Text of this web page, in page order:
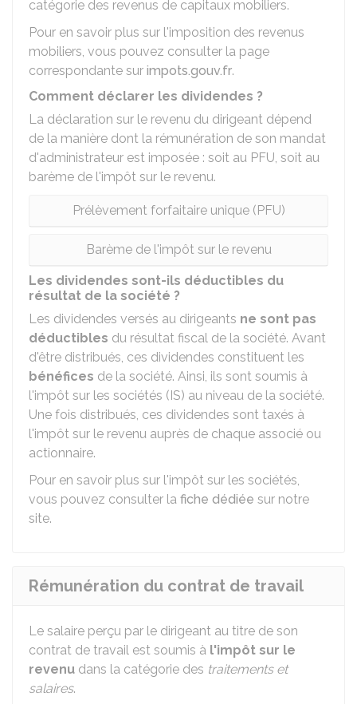
catégorie des revenus de capitaux mobiliers.
Pour en savoir plus sur l'imposition des revenus
mobiliers, vous pouvez consulter la page
correspondante sur impots.gouv.fr.
Comment déclarer les dividendes ?
La déclaration sur le revenu du dirigeant dépend
de la manière dont la rémunération de son mandat
d'administrateur est imposée : soit au PFU, soit au
barème de l'impôt sur le revenu.
Prélèvement forfaitaire unique (PFU)
Barème de l'impôt sur le revenu
Les dividendes sont-ils déductibles du
résultat de la société ?
Les dividendes versés au dirigeants ne sont pas
déductibles du résultat fiscal de la société. Avant
d'être distribués, ces dividendes constituent les
bénéfices de la société. Ainsi, ils sont soumis à
l'impôt sur les sociétés (IS) au niveau de la société.
Une fois distribués, ces dividendes sont taxés à
l'impôt sur le revenu auprès de chaque associé ou
actionnaire.
Pour en savoir plus sur l'impôt sur les sociétés,
vous pouvez consulter la fiche dédiée sur notre
site.
Rémunération du contrat de travail
Le salaire perçu par le dirigeant au titre de son
contrat de travail est soumis à l'impôt sur le
revenu dans la catégorie des traitements et
salaires.